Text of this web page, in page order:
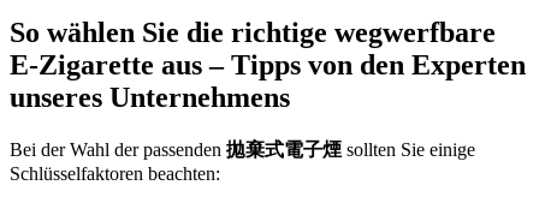
So wählen Sie die richtige wegwerfbare
E-Zigarette aus – Tipps von den Experten
unseres Unternehmens
Bei der Wahl der passenden 拋棄式電子煙 sollten Sie einige
Schlüsselfaktoren beachten: